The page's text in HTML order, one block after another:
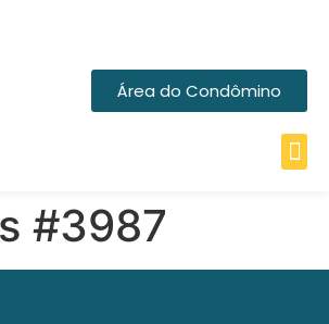
Área do Condômino
#3987